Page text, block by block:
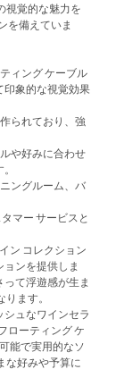
視覚的な魅力を
を備えていま
ィング ケーブル
印象的な視覚効果
られており、強
や好みに合わせ
ングルーム、バ
マー サービスと
ン コレクション
ンを提供しま
て浮遊感が生ま
ます。
ュなワインセラ
ローティング ケ
能で実用的なソ
な好みや予算に